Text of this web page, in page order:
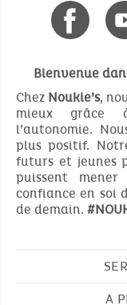
Bienvenue
Chez Noukie’s,
mieux grâce
l’autonomie.
plus positif.
futurs et jeunes
puissent
confiance en soi
de demain.
A